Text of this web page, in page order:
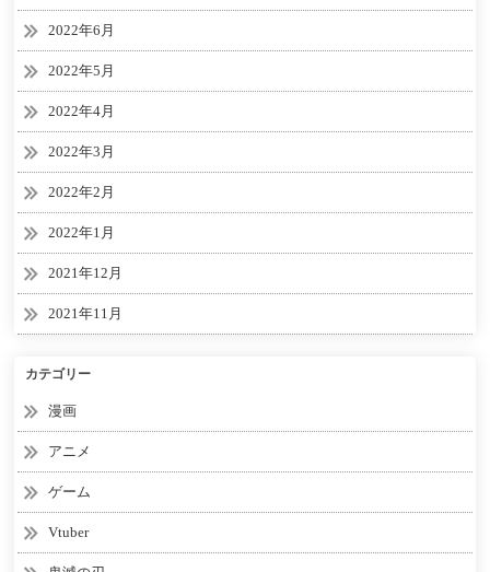
2022年6月
2022年5月
2022年4月
2022年3月
2022年2月
2022年1月
2021年12月
2021年11月
カテゴリー
漫画
アニメ
ゲーム
Vtuber